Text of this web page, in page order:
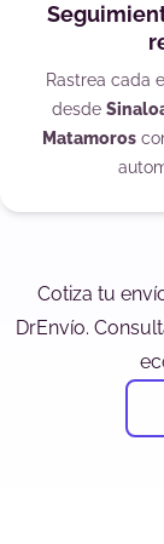
Rastrea cada
desde
Matamoros
Cotiza tu
DrEnvío.